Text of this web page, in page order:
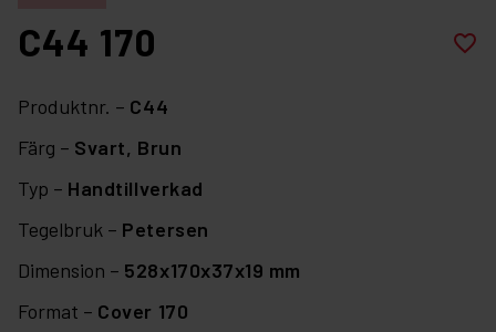
C44 170 favorite_border
Produktnr. – C44
Färg – Svart, Brun
Typ – Handtillverkad
Tegelbruk – Petersen
Dimension – 528x170x37x19 mm
Format – Cover 170